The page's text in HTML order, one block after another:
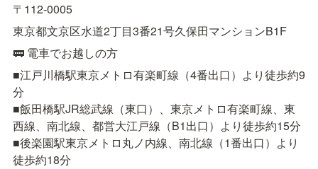
〒112-0005
東京都文京区水道2丁目3番21号久保田マンションB1F
🚃 電車でお越しの方
■江戸川橋駅東京メトロ有楽町線（4番出口）より徒歩約9
分
■飯田橋駅JR総武線（東口）、東京メトロ有楽町線、東
西線、南北線、都営大江戸線（B1出口）より徒歩約15分
■後楽園駅東京メトロ丸ノ内線、南北線（1番出口）より
徒歩約18分